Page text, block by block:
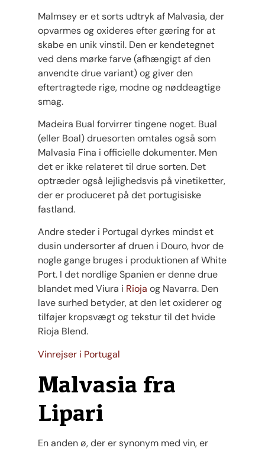
Malmsey er et sorts udtryk af Malvasia, der
opvarmes og oxideres efter gæring for at
skabe en unik vinstil. Den er kendetegnet
ved dens mørke farve (afhængigt af den
anvendte drue variant) og giver den
eftertragtede rige, modne og nøddeagtige
smag.
Madeira Bual forvirrer tingene noget. Bual
(eller Boal) druesorten omtales også som
Malvasia Fina i officielle dokumenter. Men
det er ikke relateret til drue sorten. Det
optræder også lejlighedsvis på vinetiketter,
der er produceret på det portugisiske
fastland.
Andre steder i Portugal dyrkes mindst et
dusin undersorter af druen i Douro, hvor de
nogle gange bruges i produktionen af ​​White
Port. I det nordlige Spanien er denne drue
blandet med Viura i Rioja og Navarra. Den
lave surhed betyder, at den let oxiderer og
tilføjer kropsvægt og tekstur til det hvide
Rioja Blend.
Vinrejser i Portugal
Malvasia fra
Lipari
En anden ø, der er synonym med vin, er